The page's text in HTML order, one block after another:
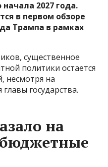
2027 года.
в первом обзоре
Трампа в рамках
существенное
политики остается
несмотря на
государства.
на